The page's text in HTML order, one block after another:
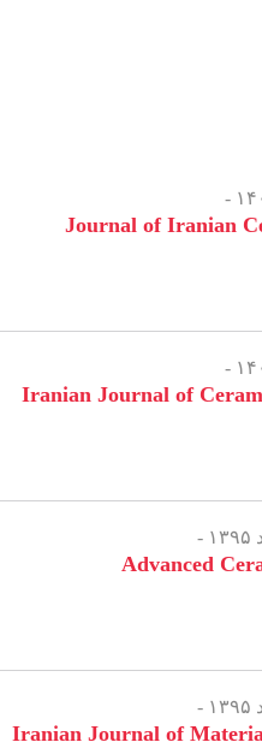
Journal of Iranian
Iranian Journal of
Advanced
Iranian Journal of